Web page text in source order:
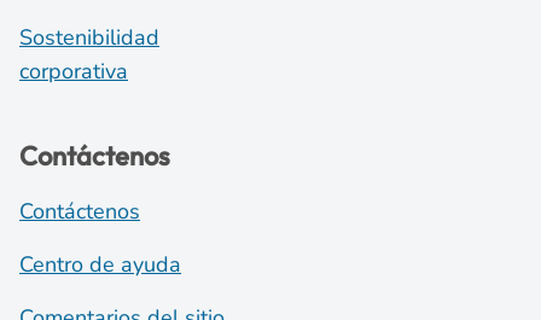
Sostenibilidad
corporativa
Contáctenos
Contáctenos
Centro de ayuda